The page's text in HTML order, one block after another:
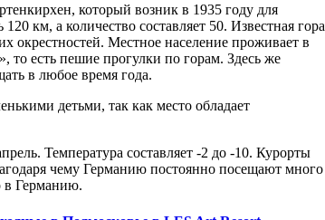
который возник в 1935 году для
км, а количество составляет 50. Известная гора
окрестностей. Местное население проживает в
то есть пешие прогулки по горам. Здесь же
в любое время года.
детьми, так как место обладает
Температура составляет -2 до -10. Курорты
чему Германию постоянно посещают много
в Германию.